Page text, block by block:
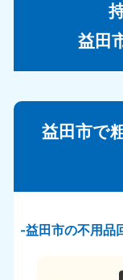
益田
益田市で
益田市の不用品